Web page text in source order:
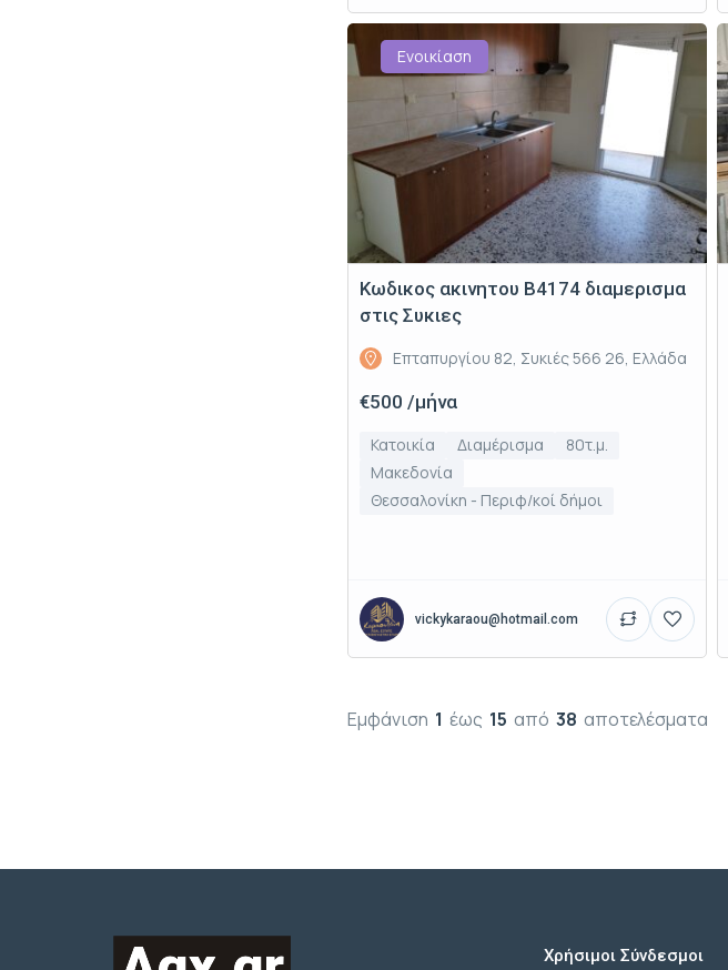
Ενοικίαση
Κωδικος ακινητου Β4174 διαμερισμα
στις Συκιες
Επταπυργίου 82, Συκιές 566 26, Ελλάδα
€500 /μήνα
Κατοικία Διαμέρισμα
80τ.μ.
Μακεδονία
Θεσσαλονίκη - Περιφ/κοί δήμοι
vickykaraou@hotmail.com
Εμφάνιση 1 έως 15 από 38 αποτελέσματα
Χρήσιμοι Σύνδεσμοι